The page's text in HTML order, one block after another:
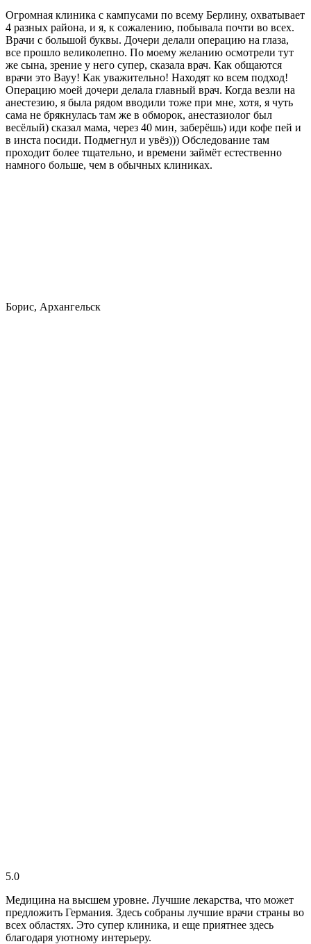
Огромная клиника с кампусами по всему Берлину, охватывает
4 разных района, и я, к сожалению, побывала почти во всех.
Врачи с большой буквы. Дочери делали операцию на глаза,
все прошло великолепно. По моему желанию осмотрели тут
же сына, зрение у него супер, сказала врач. Как общаются
врачи это Вауу! Как уважительно! Находят ко всем подход!
Операцию моей дочери делала главный врач. Когда везли на
анестезию, я была рядом вводили тоже при мне, хотя, я чуть
сама не брякнулась там же в обморок, анестазиолог был
весёлый) сказал мама, через 40 мин, заберёшь) иди кофе пей и
в инста посиди. Подмегнул и увёз))) Обследование там
проходит более тщательно, и времени займёт естественно
намного больше, чем в обычных клиниках.
Борис, Архангельск
5.0
Медицина на высшем уровне. Лучшие лекарства, что может
предложить Германия. Здесь собраны лучшие врачи страны во
всех областях. Это супер клиника, и еще приятнее здесь
благодаря уютному интерьеру.